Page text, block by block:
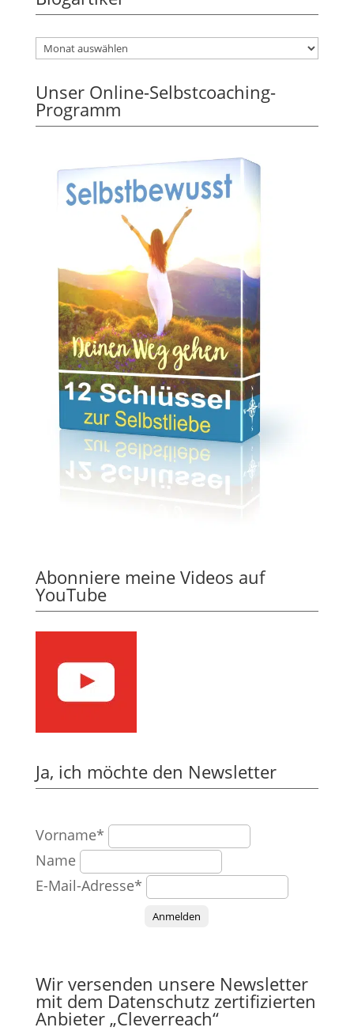
Unser Online-Selbstcoaching-
Programm
Abonniere meine Videos auf
YouTube
Ja, ich möchte den Newsletter
Vorname*
Name
E-Mail-Adresse*
Anmelden
Wir versenden unsere Newsletter
mit dem Datenschutz zertifizierten
Anbieter „Cleverreach“